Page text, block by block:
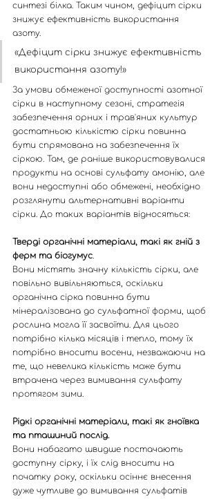
синтезі білка. Таким чином, дефіцит сірки
знижує ефективність використання
азоту.
«Дефіцит сірки знижує ефективність
використання азоту!»
За умови обмеженої доступності азотної
сірки в наступному сезоні, стратегія
забезпечення орних і трав'яних культур
достатньою кількістю сірки повинна
бути спрямована на забезпечення їх
сіркою. Там, де раніше використовувалися
продукти на основі сульфату амонію, але
вони недоступні або обмежені, необхідно
розглянути альтернативні варіанти
сірки. До таких варіантів відносяться:
Тверді органічні матеріали, такі як гній з
ферм та біогумус.
Вони містять значну кількість сірки, але
повільно вивільняються, оскільки
органічна сірка повинна бути
мінералізована до сульфатної форми, щоб
рослина могла її засвоїти. Для цього
потрібно кілька місяців і тепло, тому їх
потрібно вносити восени, незважаючи на
те, що невелика кількість може бути
втрачена через вимивання сульфату
протягом зими.
Рідкі органічні матеріали, такі як гноївка
та пташиний послід.
Вони набагато швидше постачають
доступну сірку, і їх слід вносити на
початку року, оскільки осіннє внесення
дуже чутливе до вимивання сульфатів